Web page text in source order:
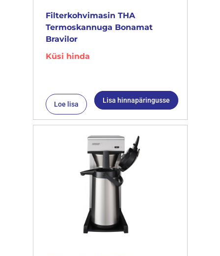
Filterkohvimasin THA
Termoskannuga Bonamat
Bravilor
Küsi hinda
Loe lisa Lisa hinnapäringusse